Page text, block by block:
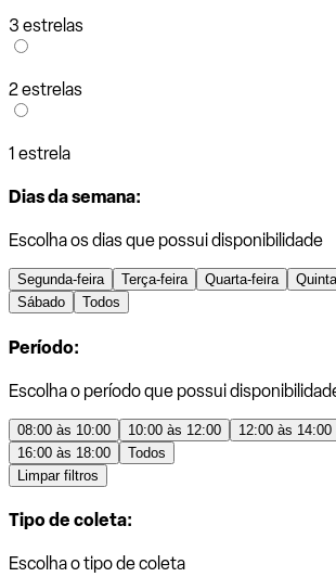
3 estrelas
2 estrelas
1 estrela
Dias da semana:
Escolha os dias que possui disponibilidade
Segunda-feira Terça-feira Quarta-feira
Sábado
Todos
Período:
Escolha o período que possui
08:00 às 10:00 10:00 às 12:00 12:00 às 14:00
16:00 às 18:00
Todos
Limpar filtros
Tipo de coleta:
Escolha o tipo de coleta